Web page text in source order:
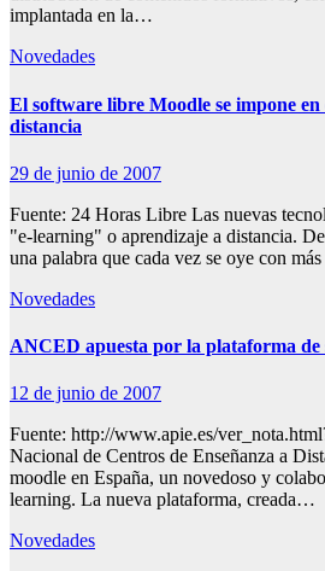
implantada en la…
Novedades
El software libre Moodle se impone
distancia
29 de junio de 2007
Fuente: 24 Horas Libre Las nuevas
"e-learning" o aprendizaje a distancia.
una palabra que cada vez se oye con
Novedades
ANCED apuesta por la plataforma
12 de junio de 2007
Fuente: http://www.apie.es/
Nacional de Centros de Enseñanza a
moodle en España, un novedoso y
learning. La nueva plataforma, creada…
Novedades